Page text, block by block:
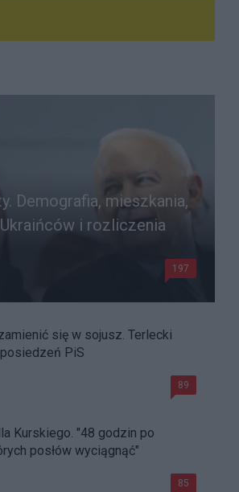
Demografia, mieszkania,
i rozliczenia
197
się w sojusz. Terlecki
PiS
89
Kurskiego. "48 godzin po
posłów wyciągnąć"
85